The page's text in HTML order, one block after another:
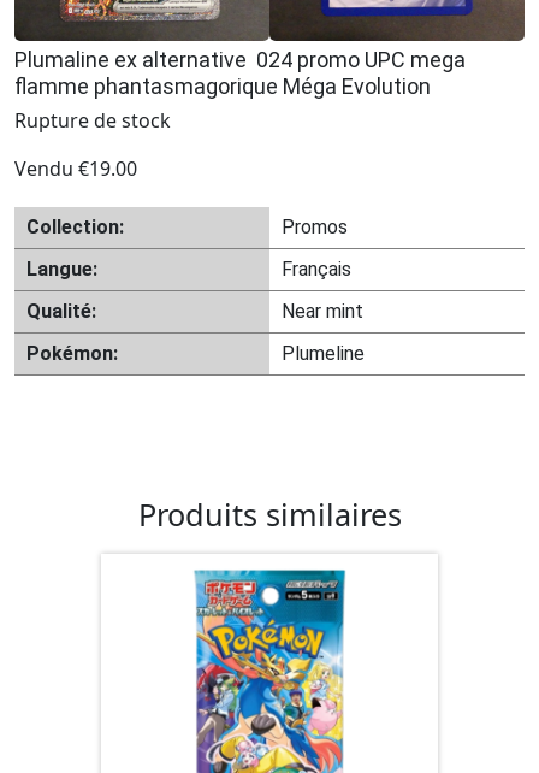
Plumaline ex alternative 024 promo UPC mega
flamme phantasmagorique Méga Evolution
Rupture de stock
Vendu €19.00
Collection:
Promos
Langue:
Français
Qualité:
Near mint
Pokémon:
Plumeline
Produits similaires